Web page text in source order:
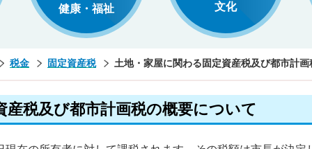
健康・福祉
文化
税金 固定資産税 土地・家屋に関わる固定資産税及び都市計
産税及び都市計画税の概要について